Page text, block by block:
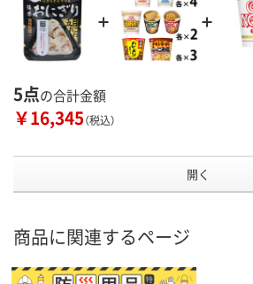
5点の合計金額
￥16,345（税込）
開く
商品に関連するページ